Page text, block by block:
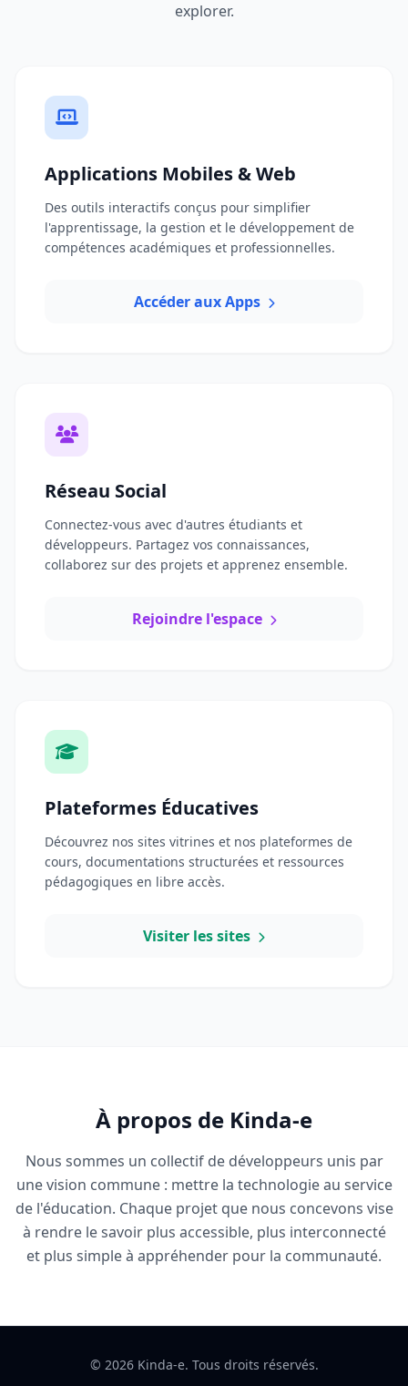
explorer.
Applications Mobiles & Web
Des outils interactifs conçus pour simplifier
l'apprentissage, la gestion et le développement de
compétences académiques et professionnelles.
Accéder aux Apps
Réseau Social
Connectez-vous avec d'autres étudiants et
développeurs. Partagez vos connaissances,
collaborez sur des projets et apprenez ensemble.
Rejoindre l'espace
Plateformes Éducatives
Découvrez nos sites vitrines et nos plateformes de
cours, documentations structurées et ressources
pédagogiques en libre accès.
Visiter les sites
À propos de Kinda-e
Nous sommes un collectif de développeurs unis par
une vision commune : mettre la technologie au service
de l'éducation. Chaque projet que nous concevons vise
à rendre le savoir plus accessible, plus interconnecté
et plus simple à appréhender pour la communauté.
© 2026 Kinda-e. Tous droits réservés.